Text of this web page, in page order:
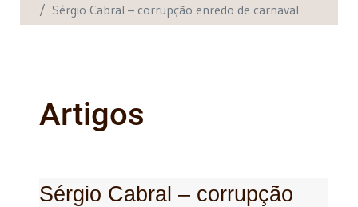
Sérgio Cabral – corrupção enredo de carnaval
Artigos
Sérgio Cabral – corrupção